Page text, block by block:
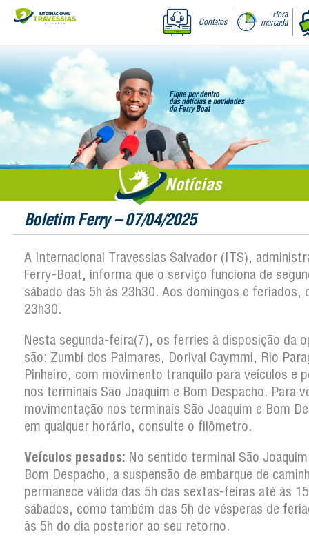
Contatos
Hora
marcada
Notícias
Boletim Ferry – 07/04/2025
A Internacional Travessias Salvador (ITS),
Ferry-Boat, informa que o serviço funciona de
sábado das 5h às 23h30. Aos domingos e feriados,
23h30.
Nesta segunda-feira(7), os ferries à disposição da
são: Zumbi dos Palmares, Dorival Caymmi, Rio
Pinheiro, com movimento tranquilo para veículos e
nos terminais São Joaquim e Bom Despacho. Para
movimentação nos terminais São Joaquim e Bom
em qualquer horário, consulte o filômetro.
Veículos pesados: No sentido terminal São
Bom Despacho, a suspensão de embarque de
permanece válida das 5h das sextas-feiras até às
sábados, como também das 5h de vésperas de
às 5h do dia posterior ao seu retorno.